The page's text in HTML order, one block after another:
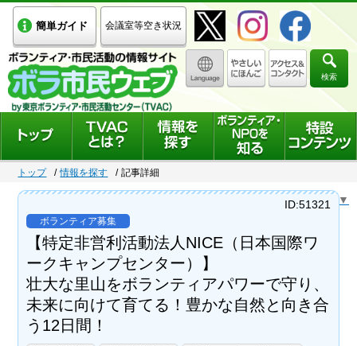
簡単ガイド 会議室等空き状況
検索
トップ 情報を探す 記事詳細
Select Language ▼
ボランティア募集
【特定非営利活動法人NICE（日本国際ワ
ークキャンプセンター）】
壮大な里山をボランティアパワーで守り、
未来に向けて育てる！豊かな自然と向き合
う12日間！
ID:51321